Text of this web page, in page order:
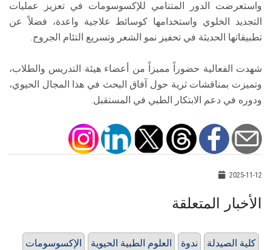
واستعرضت الدور المتنامي للإكسوسومات في تعزيز عمليات
التجديد الخلوي واستخدامها كوسائط علاجية واعدة، فضلاً عن
تطبيقاتها الحديثة في تحفيز نمو الشعر وتسريع التئام الجروح.
شهدت الفعالية حضوراً مميزاً من أعضاء هيئة التدريس والطلاب،
وتميزت بمناقشات ثرية حول آفاق البحث في هذا المجال الحيوي،
ودوره في دعم الابتكار الطبي في المستقبل.
2025-11-12
الأخبار المتعلقة
الإكسوسومات العلوم الطبية الحيوية ندوة كلية الصيدلة